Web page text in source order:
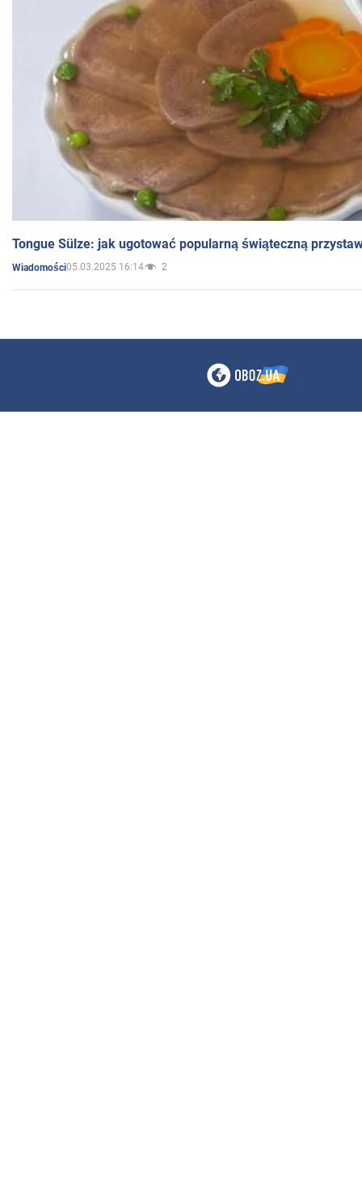
Tongue Sülze: jak ugotować popularną świąteczną
Wiadomości05.03.2025 16:14 2